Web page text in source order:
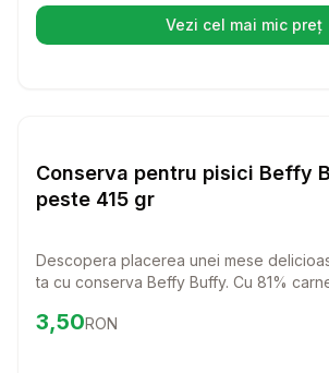
Vezi cel mai mic preț
(se
Conserva pentru pisici Beffy
peste 415 gr
Descopera placerea unei mese
ta cu conserva Beffy Buffy. Cu 81%
mofturoase si ofera o nutritie echilibrata.
Preț:3.50
3,50RON